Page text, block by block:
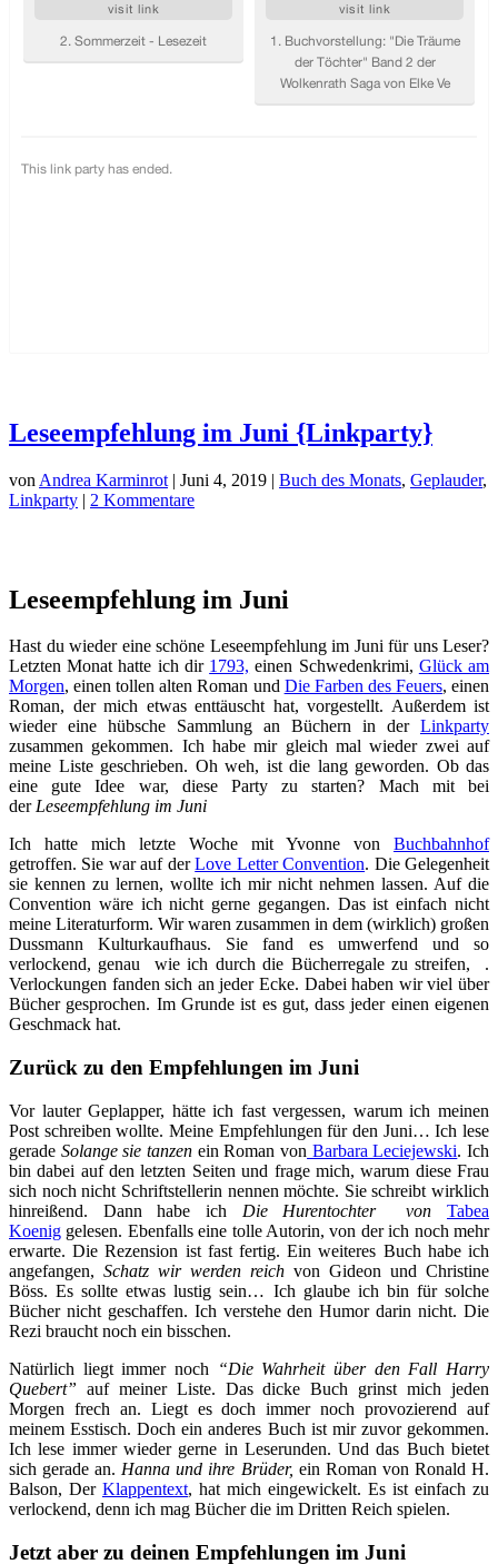
Leseempfehlung im Juni {Linkparty}
von Andrea Karminrot | Juni 4, 2019 | Buch des Monats, Geplauder,
Linkparty | 2 Kommentare
Leseempfehlung im Juni
Hast du wieder eine schöne Leseempfehlung im Juni für uns Leser?
Letzten Monat hatte ich dir 1793, einen Schwedenkrimi, Glück am
Morgen, einen tollen alten Roman und Die Farben des Feuers, einen
Roman, der mich etwas enttäuscht hat, vorgestellt. Außerdem ist
wieder eine hübsche Sammlung an Büchern in der Linkparty
zusammen gekommen. Ich habe mir gleich mal wieder zwei auf
meine Liste geschrieben. Oh weh, ist die lang geworden. Ob das
eine gute Idee war, diese Party zu starten? Mach mit bei
derLeseempfehlung im Juni
Ich hatte mich letzte Woche mit Yvonne von Buchbahnhof
getroffen. Sie war auf derLove Letter Convention. Die Gelegenheit
sie kennen zu lernen, wollte ich mir nicht nehmen lassen. Auf die
Convention wäre ich nicht gerne gegangen. Das ist einfach nicht
meine Literaturform. Wir waren zusammen in dem (wirklich) großen
Dussmann Kulturkaufhaus. Sie fand es umwerfend und so
verlockend, genau wie ich durch die Bücherregale zu streifen, .
Verlockungen fanden sich an jeder Ecke. Dabei haben wir viel über
Bücher gesprochen. Im Grunde ist es gut, dass jeder einen eigenen
Geschmack hat.
Zurück zu den Empfehlungen im Juni
Vor lauter Geplapper, hätte ich fast vergessen, warum ich meinen
Post schreiben wollte. Meine Empfehlungen für den Juni… Ich lese
gerade Solange sie tanzen ein Roman von Barbara Leciejewski. Ich
bin dabei auf den letzten Seiten und frage mich, warum diese Frau
sich noch nicht Schriftstellerin nennen möchte. Sie schreibt wirklich
hinreißend. Dann habe ich Die Hurentochter von Tabea
Koenig gelesen. Ebenfalls eine tolle Autorin, von der ich noch mehr
erwarte. Die Rezension ist fast fertig. Ein weiteres Buch habe ich
angefangen, Schatz wir werden reich von Gideon und Christine
Böss. Es sollte etwas lustig sein… Ich glaube ich bin für solche
Bücher nicht geschaffen. Ich verstehe den Humor darin nicht. Die
Rezi braucht noch ein bisschen.
Natürlich liegt immer noch
“Die Wahrheit über den Fall Harry
Quebert” auf meiner Liste. Das dicke Buch grinst mich jeden
Morgen frech an. Liegt es doch immer noch provozierend auf
meinem Esstisch. Doch ein anderes Buch ist mir zuvor gekommen.
Ich lese immer wieder gerne in Leserunden. Und das Buch bietet
sich gerade an. Hanna und ihre Brüder, ein Roman von Ronald H.
Balson, Der Klappentext, hat mich eingewickelt. Es ist einfach zu
verlockend, denn ich mag Bücher die im Dritten Reich spielen.
Jetzt aber zu deinen Empfehlungen im Juni